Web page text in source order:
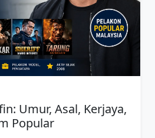
Umur, Asal, Kerjaya,
Popular